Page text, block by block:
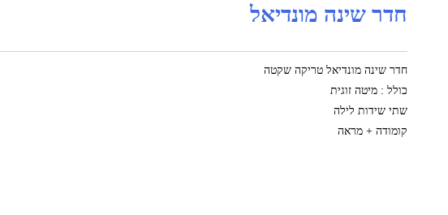
חדר שינה מונדיאל
חדר שינה מונדיאל טריקה שקטה
כולל : מיטה זוגית
שתי שידות לילה
קומודה + מראה